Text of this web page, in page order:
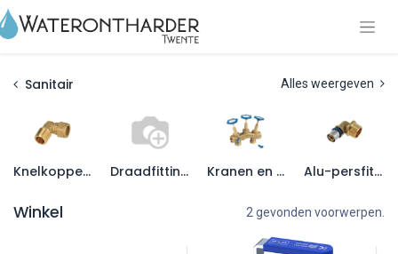
Sanitair Alles weergeven
Knelkoppeling Draadfittingen Kranen en afsluiters Alu-persfittingen
Winkel 2 gevonden voorwerpen.